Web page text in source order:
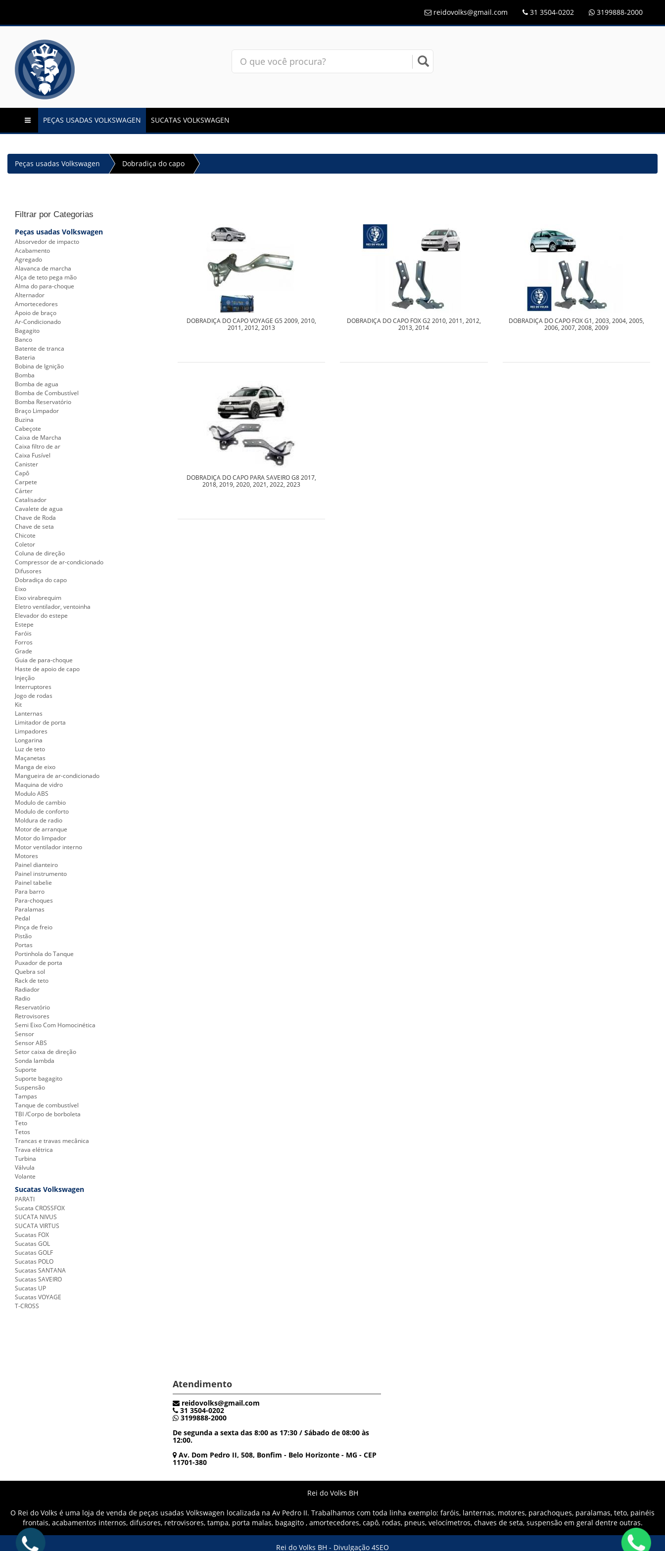
reidovolks@gmail.com 31 3504-0202 3199888-2000
PEÇAS USADAS VOLKSWAGEN SUCATAS VOLKSWAGEN
Peças usadas Volkswagen Dobradiça do capo
Filtrar por Categorias
Peças usadas Volkswagen
Absorvedor de impacto
Acabamento
Agregado
Alavanca de marcha
Alça de teto pega mão
Alma do para-choque
Alternador
Amortecedores
Apoio de braço
Ar-Condicionado
Bagagito
Banco
Batente de tranca
Bateria
Bobina de Ignição
Bomba
Bomba de agua
Bomba de Combustível
Bomba Reservatório
Braço Limpador
Buzina
Cabeçote
Caixa de Marcha
Caixa filtro de ar
Caixa Fusível
Canister
Capô
Carpete
Cárter
Catalisador
Cavalete de agua
Chave de Roda
Chave de seta
Chicote
Coletor
Coluna de direção
Compressor de ar-condicionado
Difusores
Dobradiça do capo
Eixo
Eixo virabrequim
Eletro ventilador, ventoinha
Elevador do estepe
Estepe
Faróis
Forros
Grade
Guia de para-choque
Haste de apoio de capo
Injeção
Interruptores
Jogo de rodas
Kit
Lanternas
Limitador de porta
Limpadores
Longarina
Luz de teto
Maçanetas
Manga de eixo
Mangueira de ar-condicionado
Maquina de vidro
Modulo ABS
Modulo de cambio
Modulo de conforto
Moldura de radio
Motor de arranque
Motor do limpador
Motor ventilador interno
Motores
Painel dianteiro
Painel instrumento
Painel tabelie
Para barro
Para-choques
Paralamas
Pedal
Pinça de freio
Pistão
Portas
Portinhola do Tanque
Puxador de porta
Quebra sol
Rack de teto
Radiador
Radio
Reservatório
Retrovisores
Semi Eixo Com Homocinética
Sensor
Sensor ABS
Setor caixa de direção
Sonda lambda
Suporte
Suporte bagagito
Suspensão
Tampas
Tanque de combustível
TBI /Corpo de borboleta
Teto
Tetos
Trancas e travas mecânica
Trava elétrica
Turbina
Válvula
Volante
Sucatas Volkswagen
PARATI
Sucata CROSSFOX
SUCATA NIVUS
SUCATA VIRTUS
Sucatas FOX
Sucatas GOL
Sucatas GOLF
Sucatas POLO
Sucatas SANTANA
Sucatas SAVEIRO
Sucatas UP
Sucatas VOYAGE
T-CROSS
DOBRADIÇA DO CAPO VOYAGE G5 2009, 2010,
2011, 2012, 2013
DOBRADIÇA DO CAPO FOX G2 2010, 2011, 2012,
2013, 2014
DOBRADIÇA DO CAPO FOX G1, 2003, 2004, 2005,
2006, 2007, 2008, 2009
DOBRADIÇA DO CAPO PARA SAVEIRO G8 2017,
2018, 2019, 2020, 2021, 2022, 2023
Atendimento
reidovolks@gmail.com
31 3504-0202
3199888-2000
De segunda a sexta das 8:00 as 17:30 / Sábado de 08:00 às
12:00.
Av. Dom Pedro II, 508, Bonfim - Belo Horizonte - MG - CEP
11701-380
Rei do Volks BH
O Rei do Volks é uma loja de venda de peças usadas Volkswagen localizada na Av Pedro II. Trabalhamos com toda linha exemplo: faróis, lanternas, motores, parachoques, paralamas, teto, painéis
frontais, acabamentos internos, difusores, retrovisores, tampa, porta malas, bagagito , amortecedores, capô, rodas, pneus, velocímetros, chaves de seta, suspensão em geral dentre outras.
Rei do Volks BH - Divulgação 4SEO